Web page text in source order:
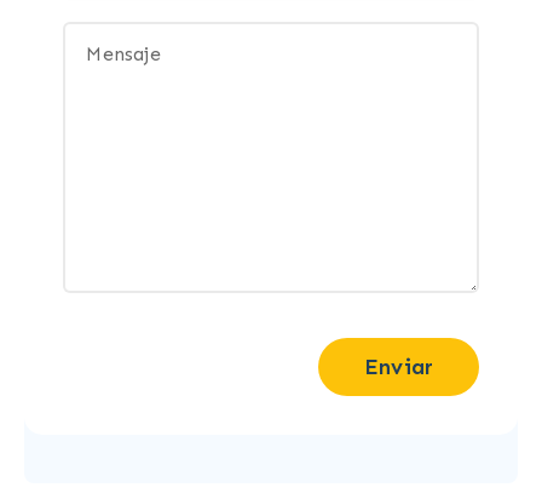
Enviar